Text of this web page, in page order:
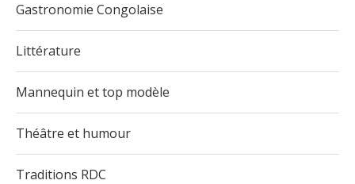
Gastronomie Congolaise
Littérature
Mannequin et top modèle
Théâtre et humour
Traditions RDC